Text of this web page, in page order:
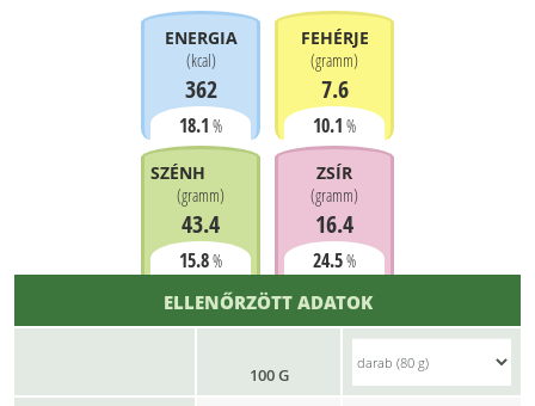
ENERGIA
(kcal)
362
18.1 %
FEHÉRJE
(gramm)
7.6
10.1 %
SZÉNHIDRÁT
(gramm)
43.4
15.8%
ZSÍR
(gramm)
16.4
24.5%
ELLENŐRZÖTT ADATOK
100 G